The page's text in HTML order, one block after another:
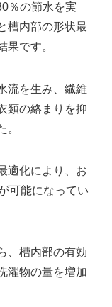
％の節水を実
槽内部の形状最
果です。
流を生み、繊維
類の絡まりを抑
。
適化により、お
可能になってい
、槽内部の有効
濯物の量を増加